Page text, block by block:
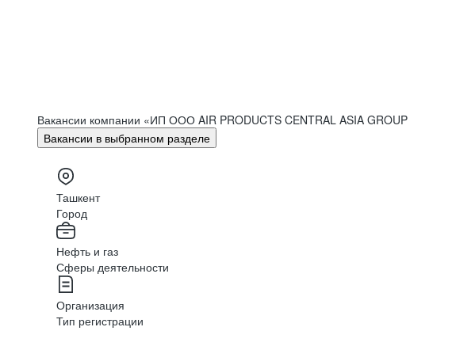
Вакансии компании «ИП ООО AIR PRODUCTS CENTRAL ASIA GROUP
Вакансии в выбранном разделе
Ташкент
Город
Нефть и газ
Сферы деятельности
Организация
Тип регистрации